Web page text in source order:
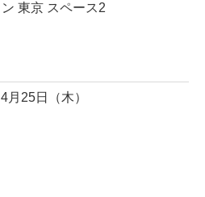
東京 スペース2
25日（木）